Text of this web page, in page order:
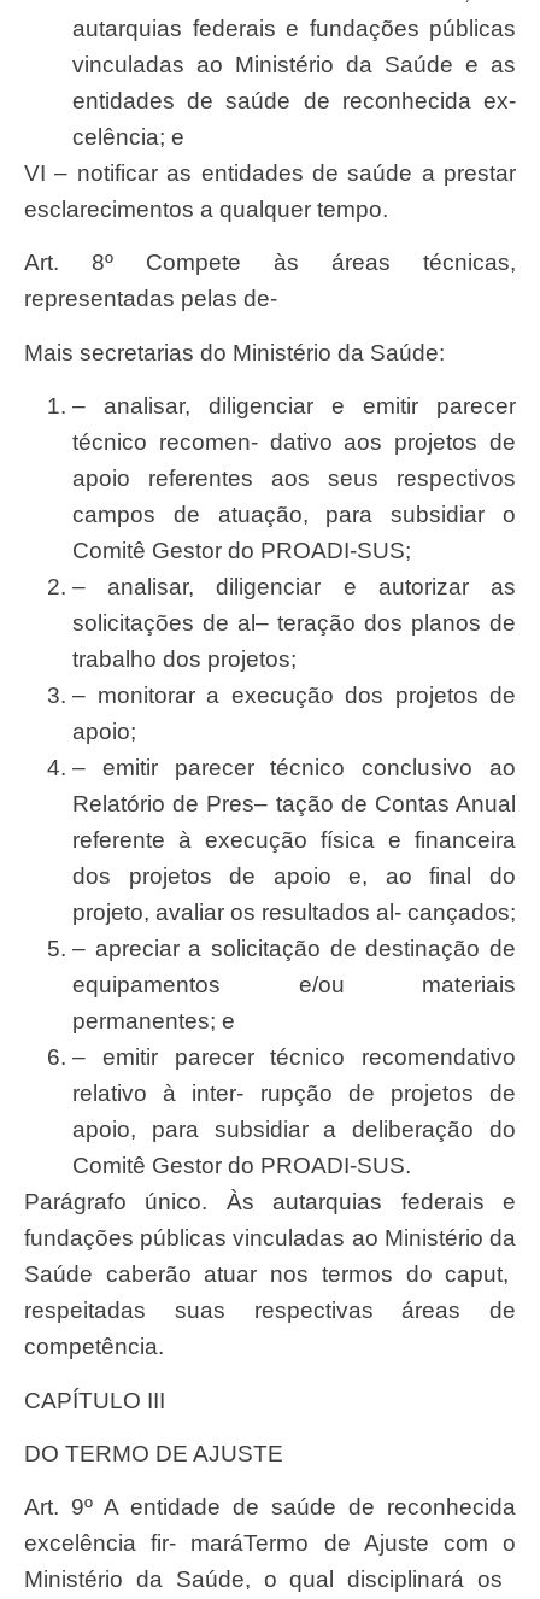
autarquias federais e fundações públicas
vinculadas ao Ministério da Saúde e as
entidades desaúde de reconhecida ex-
cel ência; e
VI – notificar as entidades de saúde a prestar
esclarecimentos a qualquer tempo.
Art. 8º Compete às áreas técnicas,
representadas pelas de-
mais secretarias do Ministério da Saúde:
– analisar, diligenciar e emitir parecer
técnico recomen- dativo aos projetos de
apoio referentes aos seus respectivos
campos de atuação, parasubsidiar o
Comitê Gestor do PROADI-SUS;
– analisar, diligenciar e autorizar as
solicitações de a – teração dos planos de
trabalho dos projetos;
– monitorar a execução dos projetos de
apoio;
– emitir parecer técnico conclusivo ao
Relatório de Pres– tação de ContasAnua
referente à execução física e financeira
dos projetos de apoio e, ao final do
projeto, avaliar os resultados al- cançados;
– apreciar a solicitação de destinação de
equipamentos e/ou materiais
permanentes; e
– emitir parecer técnico recomendativo
relativo à inter- rupção de projetos de
apoio, para subsidiar a deliberação do
Comitê Gestor do PROADI-SUS.
Parágrafo único. Às autarquias federais e
fundações públicas vinculadas ao Ministério da
Saúde caberão atuar nos termos do caput,
respeitadas suas respectivasáreas de
competência.
CAPÍTULO III
DO TERMO DE AJUSTE
Art. 9º A entidade de saúde de reconhecida
excel ência fir- maráTermo de Ajuste com o
Ministério daSaúde, o qual disciplinará os